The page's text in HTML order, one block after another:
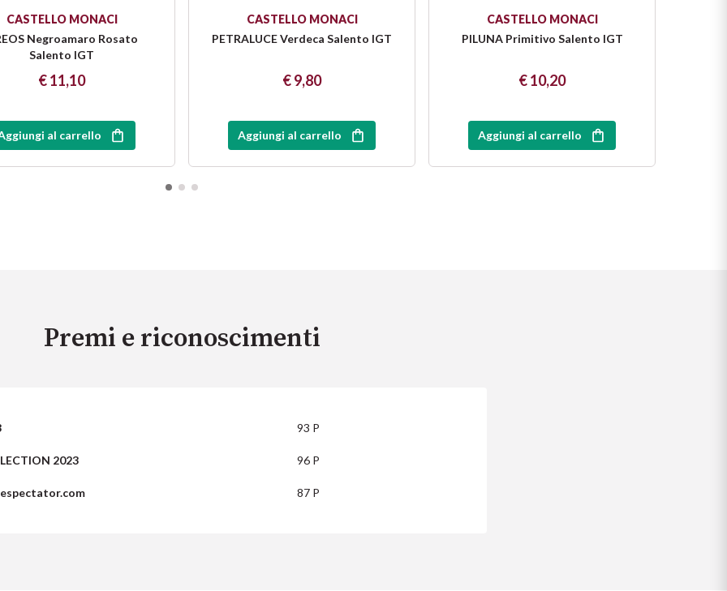
CASTELLO MONACI
Negroamaro Rosato
Salento IGT
€ 11,10
al carrello
CASTELLO MONACI
PETRALUCE Verdeca Salento IGT
€ 9,80
Aggiungi al carrello
CASTELLO MONACI
PILUNA Primitivo Salento IGT
€ 10,20
Aggiungi al carrello
Premi e riconoscimenti
93 P
2023 96 P
87 P